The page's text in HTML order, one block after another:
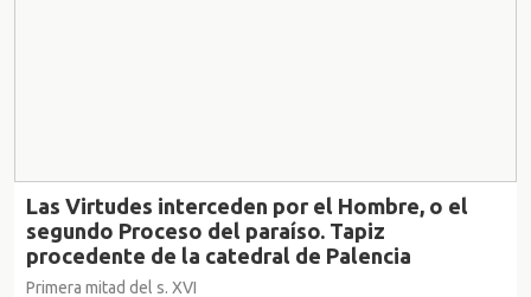
Las Virtudes interceden por el Hombre, o el
segundo Proceso del paraíso. Tapiz
procedente de la catedral de Palencia
Primera mitad del s. XVI